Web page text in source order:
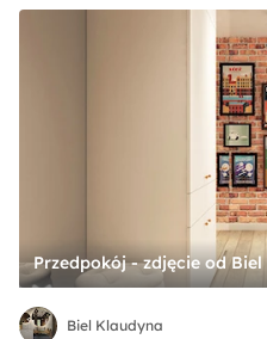
Przedpokój - zdjęcie od
Biel Klaudyna